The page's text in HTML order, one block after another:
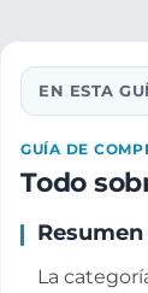
EN ESTA
GUÍA DE
Todo
La